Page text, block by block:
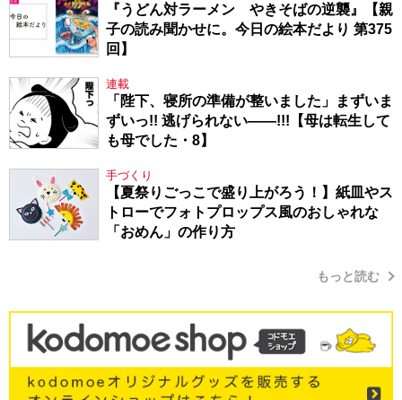
『うどん対ラーメン やきそばの逆襲』【親
子の読み聞かせに。今日の絵本だより 第375
回】
連載
「陛下、寝所の準備が整いました」まずいま
ずいっ!! 逃げられない――!!!【母は転生して
も母でした・8】
手づくり
【夏祭りごっこで盛り上がろう！】紙皿やス
トローでフォトプロップス風のおしゃれな
「おめん」の作り方
もっと読む